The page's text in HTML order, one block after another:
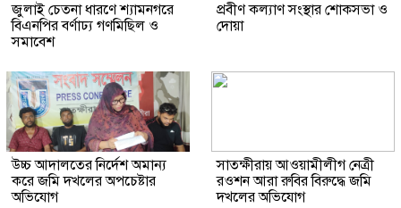
জুলাই চেতনা ধারণে শ্যামনগরে
বিএনপির বর্ণাঢ্য গণমিছিল ও
সমাবেশ
প্রবীণ কল্যাণ সংস্থার শোকসভা ও
দোয়া
উচ্চ আদালতের নির্দেশ অমান্য
করে জমি দখলের অপচেষ্টার
অভিযোগ
সাতক্ষীরায় আওয়ামীলীগ নেত্রী
রওশন আরা রুবির বিরুদ্ধে জমি
দখলের অভিযোগ